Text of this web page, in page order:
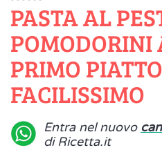
PASTA AL
POMODORINI
PRIMO
FACILISSIMO
Entra nel nuovo
di Ricetta.it